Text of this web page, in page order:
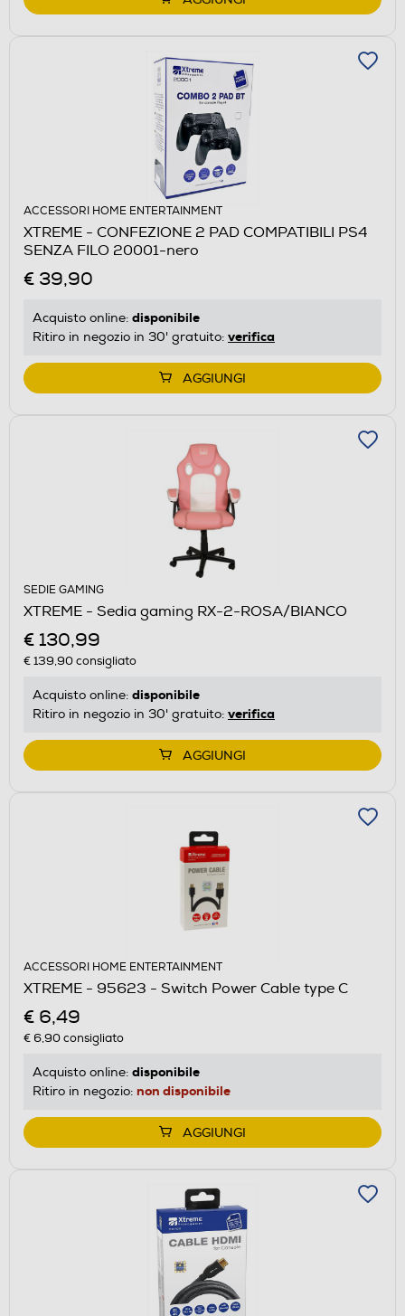
ACCESSORI HOME ENTERTAINMENT
XTREME - CONFEZIONE 2 PAD COMPATIBILI PS4
SENZA FILO 20001-nero
€ 39,90
Acquisto online: disponibile
Ritiro in negozio in 30' gratuito: verifica
AGGIUNGI
SEDIE GAMING
XTREME - Sedia gaming RX-2-ROSA/BIANCO
€ 130,99
€ 139,90consigliato
Acquisto online: disponibile
Ritiro in negozio in 30' gratuito: verifica
AGGIUNGI
ACCESSORI HOME ENTERTAINMENT
XTREME - 95623 - Switch Power Cable type C
€ 6,49
€ 6,90consigliato
Acquisto online: disponibile
Ritiro in negozio: non disponibile
AGGIUNGI